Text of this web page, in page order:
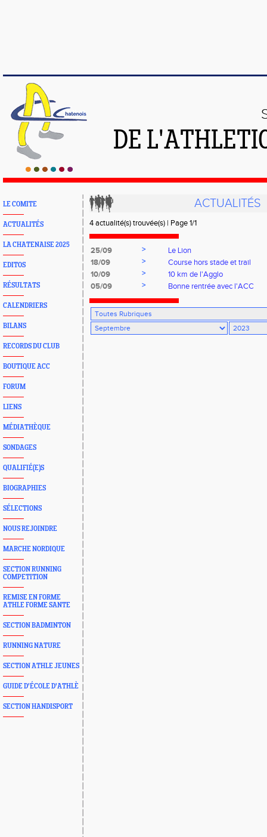
DE
LE COMITE
ACTUALITÉS
LA CHATENAISE 2025
EDITOS
RÉSULTATS
CALENDRIERS
BILANS
RECORDS DU CLUB
BOUTIQUE ACC
FORUM
LIENS
MÉDIATHÈQUE
SONDAGES
QUALIFIÉ(E)S
BIOGRAPHIES
SÉLECTIONS
NOUS REJOINDRE
MARCHE NORDIQUE
SECTION RUNNING
COMPETITION
REMISE EN FORME
ATHLE FORME SANTE
SECTION BADMINTON
RUNNING NATURE
SECTION ATHLE JEUNES
GUIDE D'ÉCOLE D'ATHLÈ
SECTION HANDISPORT
ACTUALITÉS
4 actualité(s) trouvée(s) | Page 1/1
25/09 >
Le Lion
18/09
>
Course hors stade et trail
10/09
>
10 km de l'Agglo
05/09
> Bonne rentrée avec l'ACC